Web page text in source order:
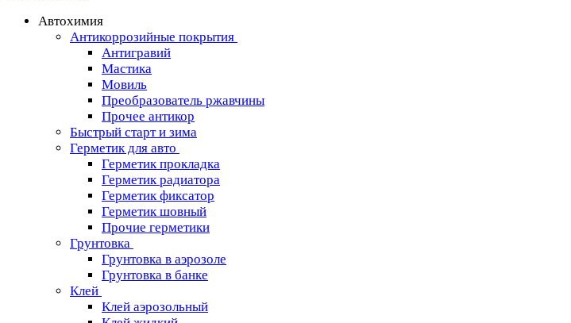
Автохимия
Антикоррозийные покрытия
Антигравий
Мастика
Мовиль
Преобразователь ржавчины
Прочее антикор
Быстрый старт и зима
Герметик для авто
Герметик прокладка
Герметик радиатора
Герметик фиксатор
Герметик шовный
Прочие герметики
Грунтовка
Грунтовка в аэрозоле
Грунтовка в банке
Клей
Клей аэрозольный